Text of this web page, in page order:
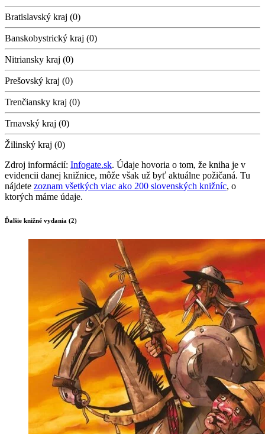
Bratislavský kraj (0)
Banskobystrický kraj (0)
Nitriansky kraj (0)
Prešovský kraj (0)
Trenčiansky kraj (0)
Trnavský kraj (0)
Žilinský kraj (0)
Zdroj informácií: Infogate.sk. Údaje hovoria o tom, že kniha je v
evidencii danej knižnice, môže však už byť aktuálne požičaná. Tu
nájdete zoznam všetkých viac ako 200 slovenských knižníc, o
ktorých máme údaje.
Ďalšie knižné vydania (2)